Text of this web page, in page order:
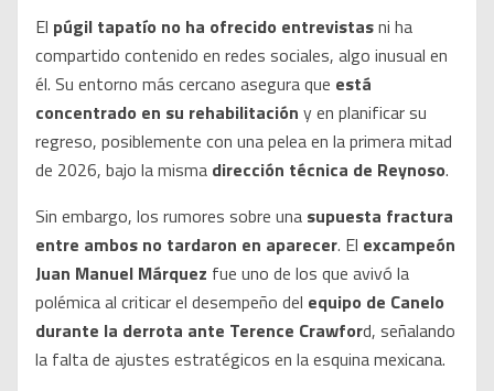
El púgil tapatío no ha ofrecido entrevistasni ha
compartido contenido en redes sociales, algo inusual en
él. Su entorno más cercano asegura que está
concentrado en su rehabilitación y en planificar su
regreso, posiblemente con una pelea en la primera mitad
de 2026, bajo la misma dirección técnica de Reynoso.
Sin embargo, los rumores sobre una supuesta fractura
entre ambos no tardaron en aparecer. El excampeón
Juan Manuel Márquez fue uno de los que avivó la
polémica al criticar el desempeño del equipo de Canelo
durante la derrota ante Terence Crawford, señalando
la falta de ajustes estratégicos en la esquina mexicana.